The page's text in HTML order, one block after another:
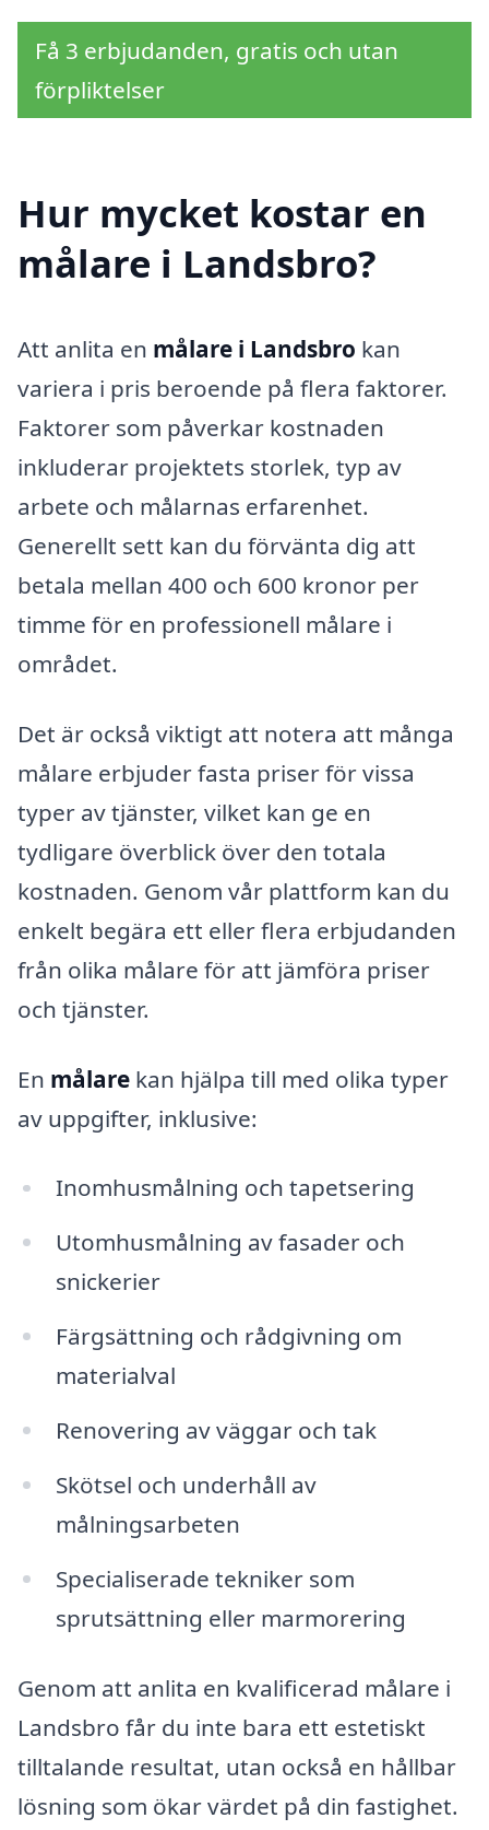
Få 3 erbjudanden, gratis och utan
förpliktelser
Hur mycket kostar en
målare i Landsbro?
Att anlita en målare i Landsbro kan
variera i pris beroende på flera faktorer.
Faktorer som påverkar kostnaden
inkluderar projektets storlek, typ av
arbete och målarnas erfarenhet.
Generellt sett kan du förvänta dig att
betala mellan 400 och 600 kronor per
timme för en professionell målare i
området.
Det är också viktigt att notera att många
målare erbjuder fasta priser för vissa
typer av tjänster, vilket kan ge en
tydligare överblick över den totala
kostnaden. Genom vår plattform kan du
enkelt begära ett eller flera erbjudanden
från olika målare för att jämföra priser
och tjänster.
En målare kan hjälpa till med olika typer
av uppgifter, inklusive:
Inomhusmålning och tapetsering
Utomhusmålning av fasader och
snickerier
Färgsättning och rådgivning om
materialval
Renovering av väggar och tak
Skötsel och underhåll av
målningsarbeten
Specialiserade tekniker som
sprutsättning eller marmorering
Genom att anlita en kvalificerad målare i
Landsbro får du inte bara ett estetiskt
tilltalande resultat, utan också en hållbar
lösning som ökar värdet på din fastighet.